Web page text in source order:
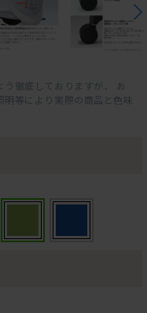
徹底しておりますが、 お
等により実際の商品と色味